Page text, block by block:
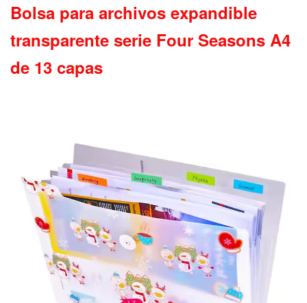
Bolsa para archivos expandible
transparente serie Four Seasons A4
de 13 capas